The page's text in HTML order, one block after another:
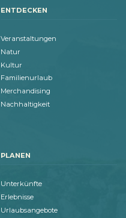
ENTDECKEN
Veranstaltungen
Natur
Kultur
Familienurlaub
Merchandising
Nachhaltigkeit
PLANEN
Unterkünfte
Erlebnisse
Urlaubsangebote